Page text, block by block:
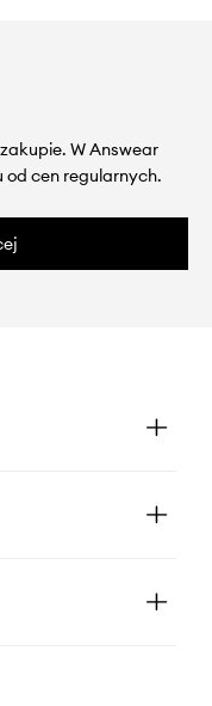
W Answear
od cen regularnych.